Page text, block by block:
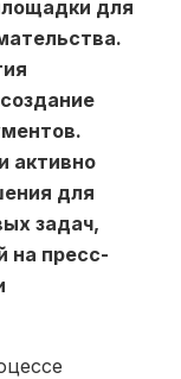
для
активно
для
задач,
на пресс-